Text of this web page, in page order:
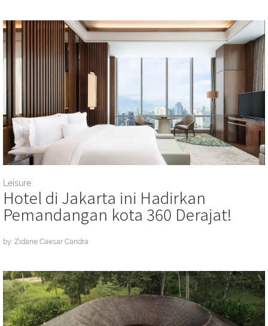
Leisure
Hotel di Jakarta ini Hadirkan
Pemandangan kota 360 Derajat!
by: Zidane Caesar Candra